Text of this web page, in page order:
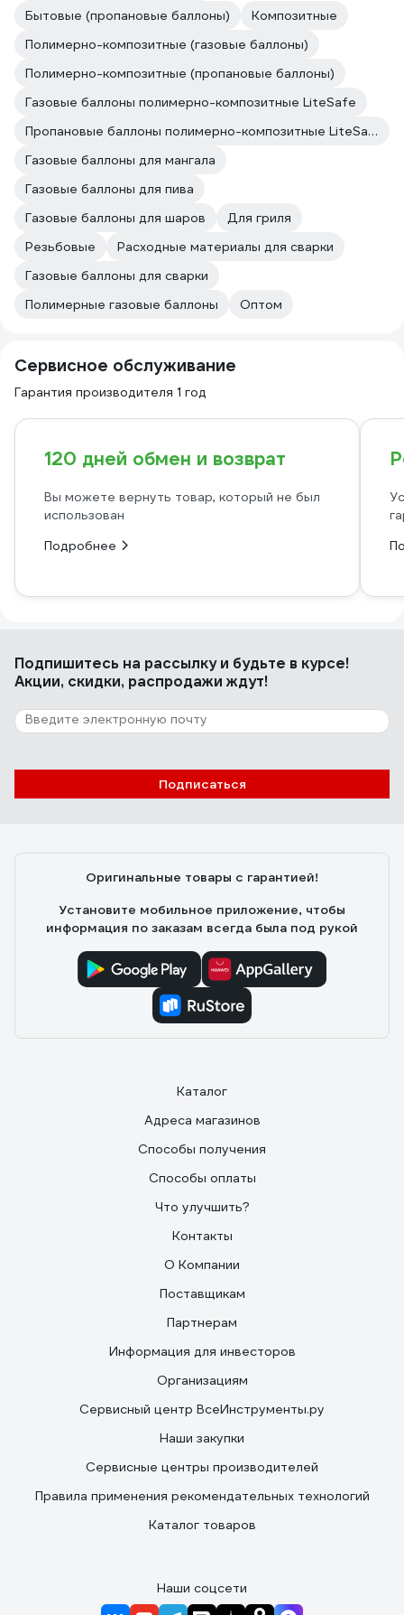
Бытовые (пропановые баллоны)
Композитные
Полимерно-композитные (газовые баллоны)
Полимерно-композитные (пропановые баллоны)
Газовые баллоны полимерно-композитные LiteSafe
Пропановые баллоны полимерно-композитные LiteSafe
Газовые баллоны для мангала
Газовые баллоны для пива
Газовые баллоны для шаров
Для гриля
Резьбовые
Расходные материалы для сварки
Газовые баллоны для сварки
Полимерные газовые баллоны
Оптом
Сервисное обслуживание
Гарантия производителя 1 год
120 дней обмен и возврат
Вы можете вернуть товар, который не был
использован
Подробнее
Подпишитесь на рассылкуи будьте в курсе!
Акции, скидки, распродажи ждут!
Подписаться
Оригинальные товары с гарантией!
Установите мобильное приложение, чтобы
информация по заказам всегда была под рукой
Каталог
Адреса магазинов
Способы получения
Способы оплаты
Что улучшить?
Контакты
О Компании
Поставщикам
Партнерам
Информация для инвесторов
Организациям
Сервисный центр ВсеИнструменты.ру
Наши закупки
Сервисные центры производителей
Правила применения рекомендательных технологий
Каталог товаров
Наши соцсети